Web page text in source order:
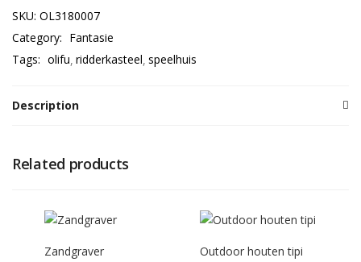
SKU: OL3180007
Category: Fantasie
Tags: olifu ridderkasteel speelhuis
Description
Related products
Zandgraver Outdoor houten tipi